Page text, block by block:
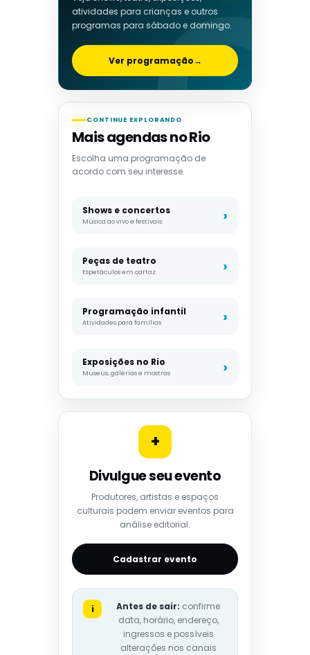
atividades para crianças e outros
programas para sábado e domingo.
Ver programação→
CONTINUE EXPLORANDO
Mais agendas no Rio
Escolha uma programação de
acordo com seu interesse.
Shows e concertos
Música ao vivo e festivais
Peças de teatro
Espetáculos em cartaz
Programação infantil
Atividades para famílias
Exposições no Rio
Museus, galerias e mostras
+
Divulgue seu evento
Produtores, artistas e espaços
culturais podem enviar eventos para
análise editorial.
Cadastrar evento
i Antes de sair: confirme
data, horário, endereço,
ingressos e possíveis
alterações nos canais